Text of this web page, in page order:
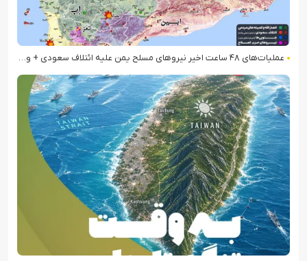
عملیات‌های ۴۸ ساعت اخیر نیروهای مسلح یمن علیه ائتلاف سعودی + ویدیو